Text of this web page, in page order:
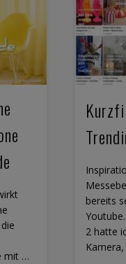
mit …
bereits
2 hatte